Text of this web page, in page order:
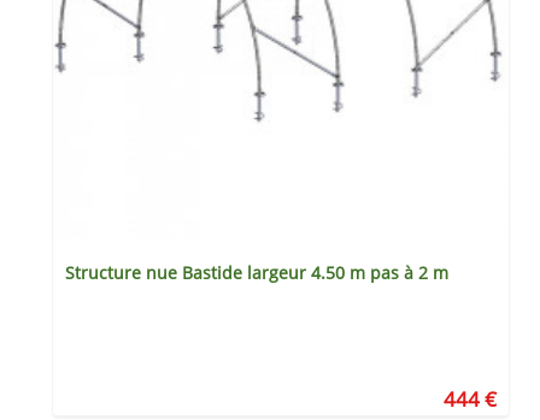
Structure nue Bastide largeur 4.50 m pas à 2 m
444 €